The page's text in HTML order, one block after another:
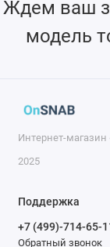
Ждем ваш
модель
Интернет-магазин
2025
Поддержка
+7 (499)-714-65-
Обратный звонок